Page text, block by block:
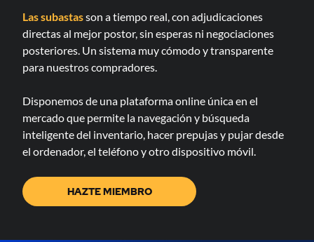
Las subastasson a tiempo real, con adjudicaciones
directas al mejor postor, sin esperas ni negociaciones
posteriores. Un sistema muy cómodo y transparente
para nuestros compradores.
Disponemos de una plataforma online única en el
mercado que permite la navegación y búsqueda
inteligente del inventario, hacer prepujas y pujar desde
el ordenador, el teléfono y otro dispositivo móvil.
HAZTE MIEMBRO